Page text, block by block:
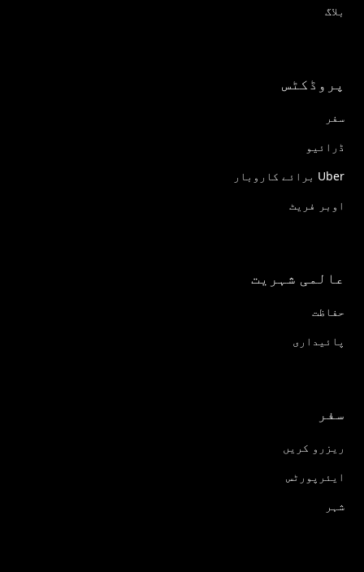
بلاگ
پروڈکٹس
سفر
ڈرائیو
Uber برائے کاروبار
اوبر فریٹ
عالمی شہریت
حفاظت
پائیداری
سفر
ریزرو کریں
ایئرپورٹس
شہر